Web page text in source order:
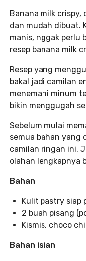
Banana milk crispy,
dan mudah dibuat.
manis, nggak perlu
resep banana milk
Resep yang
bakal jadi camilan
menemani minum
bikin menggugah
Sebelum mulai
semua bahan yang
camilan ringan ini.
olahan lengkapnya
Bahan
Kulit pastry siap
2 buah pisang
Kismis, choco
Bahan isian